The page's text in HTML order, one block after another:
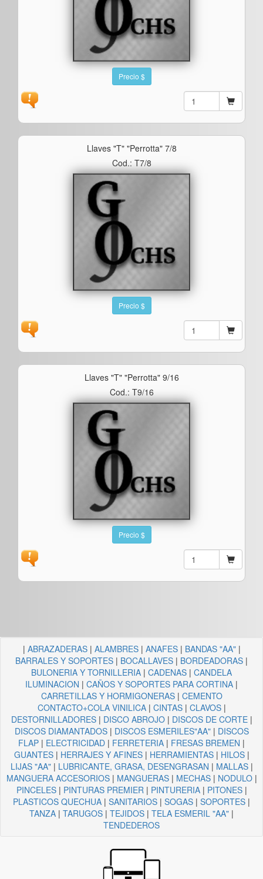
Precio $
Llaves "t" "perrotta" 7/8
Cod.: T7/8
Precio $
Llaves "t" "perrotta" 9/16
Cod.: T9/16
Precio $
| ABRAZADERAS| ALAMBRES| ANAFES| BANDAS "AA"|
BARRALES Y SOPORTES | BOCALLAVES | BORDEADORAS |
BULONERIA Y TORNILLERIA | CADENAS | CANDELA
ILUMINACION | CAÑOS Y SOPORTES PARA CORTINA |
CARRETILLAS Y HORMIGONERAS| CEMENTO
CONTACTO+COLA VINILICA| CINTAS| CLAVOS|
DESTORNILLADORES| DISCO ABROJO| DISCOS DE CORTE|
DISCOS DIAMANTADOS| DISCOS ESMERILES"AA"| DISCOS
FLAP | ELECTRICIDAD | FERRETERIA | FRESAS BREMEN |
GUANTES| HERRAJES Y AFINES| HERRAMIENTAS| HILOS|
LIJAS "AA"| LUBRICANTE, GRASA, DESENGRASAN | MALLAS|
MANGUERA ACCESORIOS| MANGUERAS| MECHAS| NODULO|
PINCELES| PINTURAS PREMIER | PINTURERIA| PITONES|
PLASTICOS QUECHUA | SANITARIOS | SOGAS | SOPORTES |
TANZA | TARUGOS | TEJIDOS | TELA ESMERIL "AA" |
TENDEDEROS